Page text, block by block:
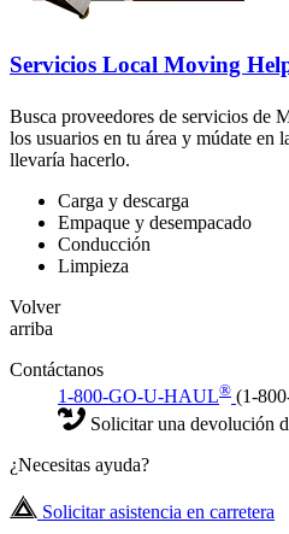
Servicios Local Moving
Busca proveedores de servicios de
los usuarios en tu área y múdate en
llevaría hacerlo.
Carga y descarga
Empaque y desempacado
Conducción
Limpieza
Volver
arriba
Contáctanos
1-800-GO-U-HAUL® (1-
Solicitar una devolución
¿Necesitas ayuda?
Solicitar asistencia en carretera